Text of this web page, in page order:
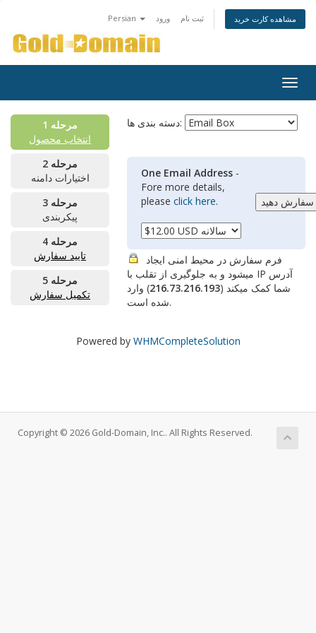
Persian ورود ثبت نام مشاهده کارت خرید
مرحله 1
انتخاب محصول
مرحله 2
اختیارات دامنه
مرحله 3
پیکربندی
مرحله 4
تایید سفارش
مرحله 5
تکمیل سفارش
دسته بندی ها:
One Email Address -
Fore more details,
please click here.
فرم سفارش در محیط امنی ایجاد
میشود و به جلوگیری از تقلب با IP آدرس
شما کمک میکند (216.73.216.193) وارد
شده است.
Powered by WHMCompleteSolution
Copyright © 2026 Gold-Domain, Inc.. All Rights Reserved.